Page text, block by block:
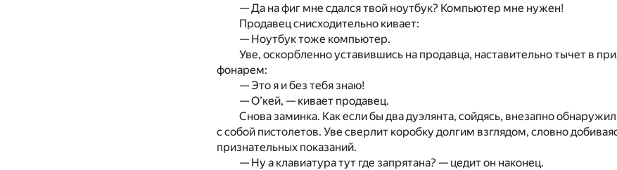
— Да на фиг мне сдался твой ноутбук? Компьютер мне нужен!
Продавец снисходительно кивает:
— Ноутбук тоже компьютер.
Уве, оскорбленно уставившись на продавца, наставительно тычет в
фонарем:
— Это я и без тебя знаю!
— О’кей, — кивает продавец.
Снова заминка. Как если бы два дуэлянта, сойдясь, внезапно
с собой пистолетов. Уве сверлит коробку долгим взглядом, словно
признательных показаний.
— Ну а клавиатура тут где запрятана? — цедит он наконец.